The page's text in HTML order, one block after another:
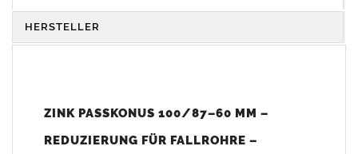
KUNDENZUFRIEDENHEIT UND SEHR GUTES PREIS-
Zink Passkonusist die optimaleReduzierung
Fallrohre. Er ermöglicht den Übergang von
HERSTELLER
ZINK PASSKONUS 100/87–60 MM –
REDUZIERUNG FÜR FALLROHRE –